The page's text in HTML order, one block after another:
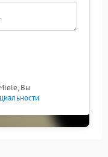
Вы